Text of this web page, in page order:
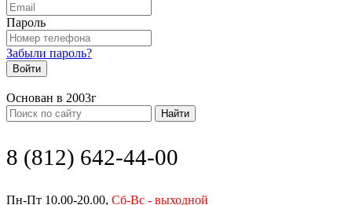
Пароль
Забыли пароль?
Войти
Основан в 2003г
Найти
8 (812) 642-44-00
Пн-Пт 10.00-20.00, Сб-Вс - выходной